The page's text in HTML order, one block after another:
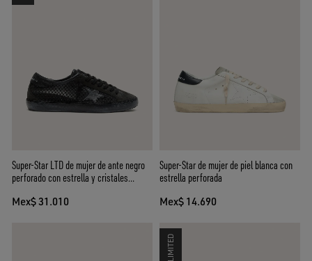
Super-Star LTD de mujer de ante negro
perforado con estrella y cristales
Mex$ 31.010
Super-Star de mujer de piel blanca con
estrella perforada
Mex$ 14.690
LIMITED